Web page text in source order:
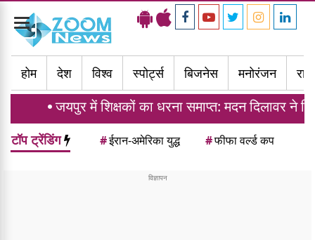
Toggle
navigation
होम
देश विश्व स्पोर्ट्स बिजनेस मनोरंजन
जयपुर में शिक्षकों का धरना समाप्त: मदन दिलावर ने दिया
टॉप ट्रेंडिंग #ईरान-अमेरिका युद्ध #फीफा वर्ल्ड कप